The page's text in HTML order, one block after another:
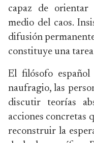
capaz de
medio del caos.
difusión
constituye una
El filósofo
naufragio, las
discutir teorías
acciones concretas
reconstruir la